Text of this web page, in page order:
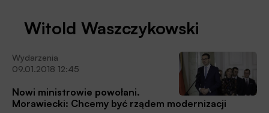
Witold Waszczykowski
Wydarzenia
09.01.2018 12:45
Nowi ministrowie powołani.
Morawiecki: Chcemy być rządem modernizacji